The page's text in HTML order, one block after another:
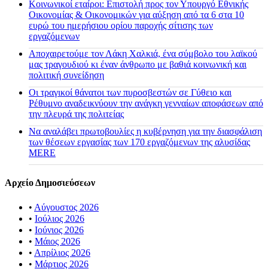
Κοινωνικοί εταίροι: Επιστολή προς τον Υπουργό Εθνικής
Οικονομίας & Οικονομικών για αύξηση από τα 6 στα 10
ευρώ του ημερήσιου ορίου παροχής σίτισης των
εργαζόμενων
Αποχαιρετούμε τον Λάκη Χαλκιά, ένα σύμβολο του λαϊκού
μας τραγουδιού κι έναν άνθρωπο με βαθιά κοινωνική και
πολιτική συνείδηση
Οι τραγικοί θάνατοι των πυροσβεστών σε Γύθειο και
Ρέθυμνο αναδεικνύουν την ανάγκη γενναίων αποφάσεων από
την πλευρά της πολιτείας
Να αναλάβει πρωτοβουλίες η κυβέρνηση για την διασφάλιση
των θέσεων εργασίας των 170 εργαζόμενων της αλυσίδας
MERE
Αρχείο Δημοσιεύσεων
• Αύγουστος 2026
• Ιούλιος 2026
• Ιούνιος 2026
• Μάιος 2026
• Απρίλιος 2026
• Μάρτιος 2026